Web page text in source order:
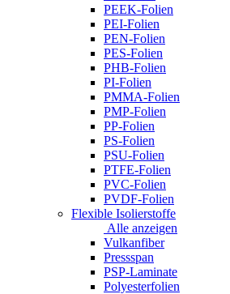
PEEK-Folien
PEI-Folien
PEN-Folien
PES-Folien
PHB-Folien
PI-Folien
PMMA-Folien
PMP-Folien
PP-Folien
PS-Folien
PSU-Folien
PTFE-Folien
PVC-Folien
PVDF-Folien
Flexible Isolierstoffe
Alle anzeigen
Vulkanfiber
Pressspan
PSP-Laminate
Polyesterfolien